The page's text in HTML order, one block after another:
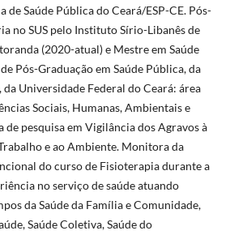
de Saúde Pública do Ceará/ESP-CE. Pós-
no SUS pelo Instituto Sírio-Libanês de
(2020-atual) e Mestre em Saúde
Pós-Graduação em Saúde Pública, da
Universidade Federal do Ceará: área
Sociais, Humanas, Ambientais e
de pesquisa em Vigilância dos Agravos à
e ao Ambiente. Monitora da
do curso de Fisioterapia durante a
no serviço de saúde atuando
da Saúde da Família e Comunidade,
Saúde Coletiva, Saúde do